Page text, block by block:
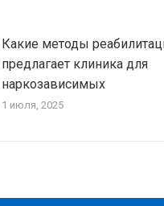
Какие методы
предлагает клиника для
наркозависимых
1 июля, 2025